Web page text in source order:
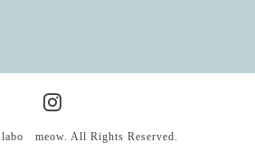
meow. All Rights Reserved.